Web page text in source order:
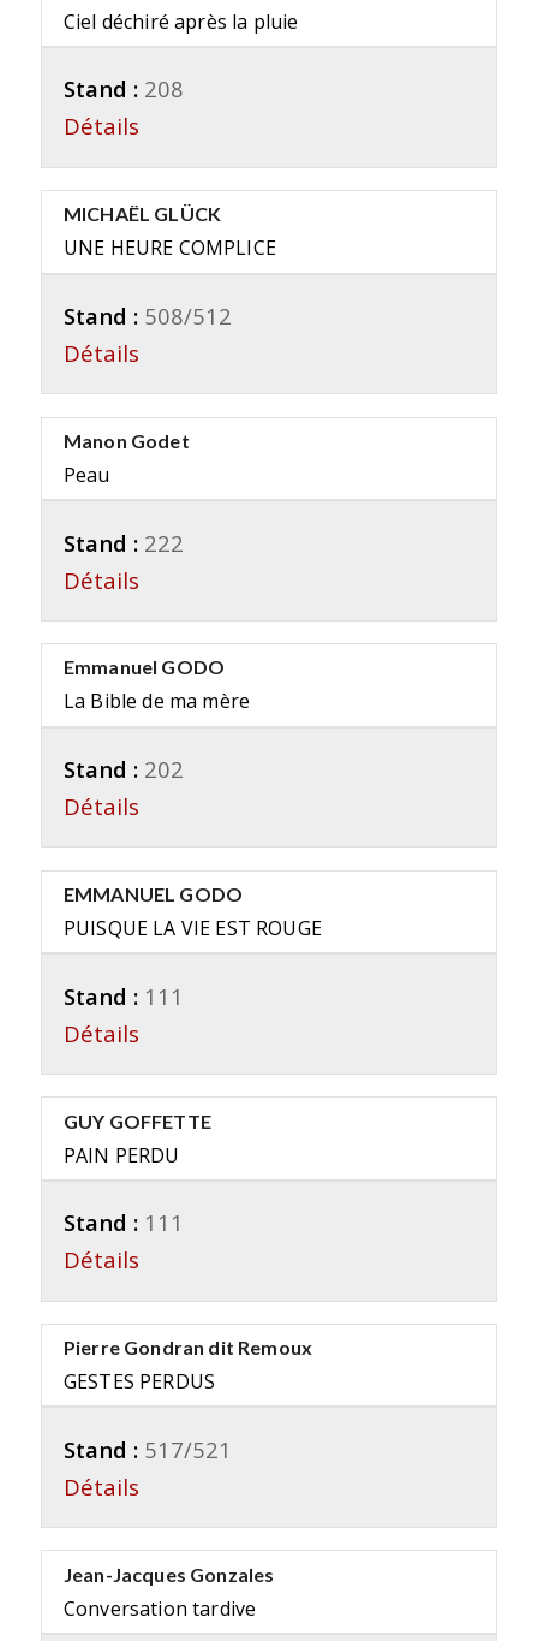
Ciel déchiré après la pluie
Stand : 208
Détails
MICHAËL GLÜCK
UNE HEURE COMPLICE
Stand : 508/512
Détails
Manon Godet
Peau
Stand : 222
Détails
Emmanuel GODO
La Bible de ma mère
Stand : 202
Détails
EMMANUEL GODO
PUISQUE LA VIE EST ROUGE
Stand : 111
Détails
GUY GOFFETTE
PAIN PERDU
Stand : 111
Détails
Pierre Gondran dit Remoux
GESTES PERDUS
Stand : 517/521
Détails
Jean-Jacques Gonzales
Conversation tardive